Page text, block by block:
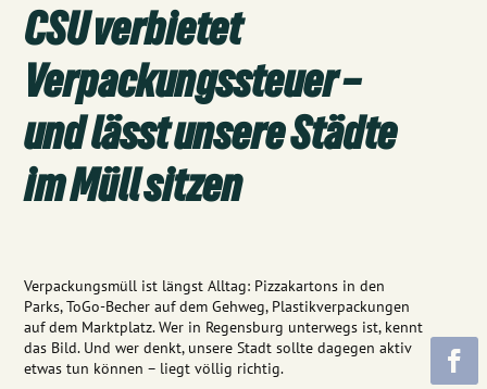
CSU verbietet
Verpackungssteuer –
und lässt unsere Städte
im Müll sitzen
Verpackungsmüll ist längst Alltag: Pizzakartons in den
Parks, ToGo-Becher auf dem Gehweg, Plastikverpackungen
auf dem Marktplatz. Wer in Regensburg unterwegs ist, kennt
das Bild. Und wer denkt, unsere Stadt sollte dagegen aktiv
etwas tun können – liegt völlig richtig.